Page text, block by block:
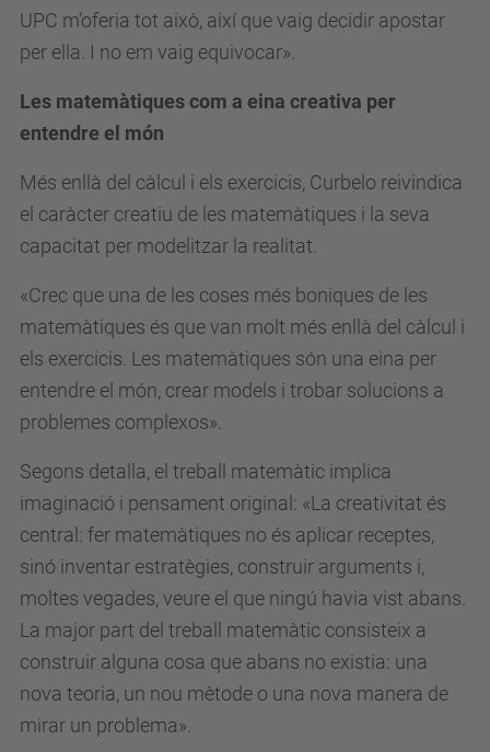
UPC m’oferia tot això, així que vaig decidir apostar
per ella. I no em vaig equivocar».
Les matemàtiques com a eina creativa per
entendre el món
Més enllà del càlcul i els exercicis, Curbelo reivindica
el caràcter creatiu de les matemàtiques i la seva
capacitat per modelitzar la realitat.
«Crec que una de les coses més boniques de les
matemàtiques és que van molt més enllà del càlcul i
els exercicis. Les matemàtiques són una eina per
entendre el món, crear models i trobar solucions a
problemes complexos».
Segons detalla, el treball matemàtic implica
imaginació i pensament original: «La creativitat és
central: fer matemàtiques no és aplicar receptes,
sinó inventar estratègies, construir arguments i,
moltes vegades, veure el que ningú havia vist abans.
La major part del treball matemàtic consisteix a
construir alguna cosa que abans no existia: una
nova teoria, un nou mètode o una nova manera de
mirar un problema».